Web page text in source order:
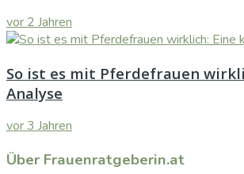
vor 2 Jahren
So ist es mit Pferdefrauen
Analyse
vor 3 Jahren
Über Frauenratgeberin.at